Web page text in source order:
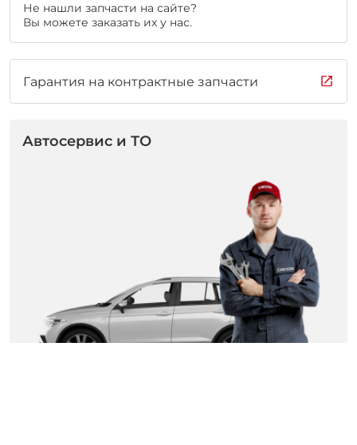
Не нашли запчасти на сайте?
Вы можете заказать их у нас.
Гарантия на контрактные запчасти
Автосервис и ТО